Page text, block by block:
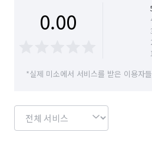
서울 종로구
0.00
*실제 미소에서 서비스를 받은 이용자